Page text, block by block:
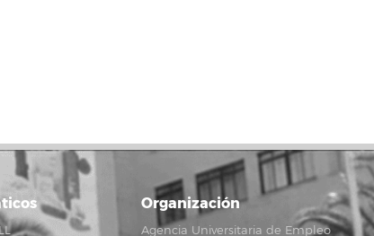
Organización
Agencia Universitaria de Empleo